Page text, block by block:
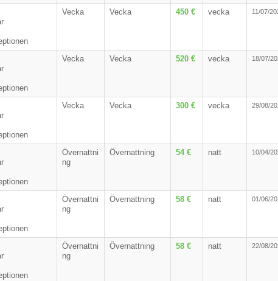
Vecka Vecka 450 € vecka 11/07/
Vecka Vecka 520 € vecka 18/07/
Vecka Vecka 300 € vecka 29/08/
Övernattni
ng
Övernattning 54 € natt 10/04/
Övernattni
ng
Övernattning 58 € natt 01/06/
Övernattni
ng
Övernattning 58 € natt 22/08/